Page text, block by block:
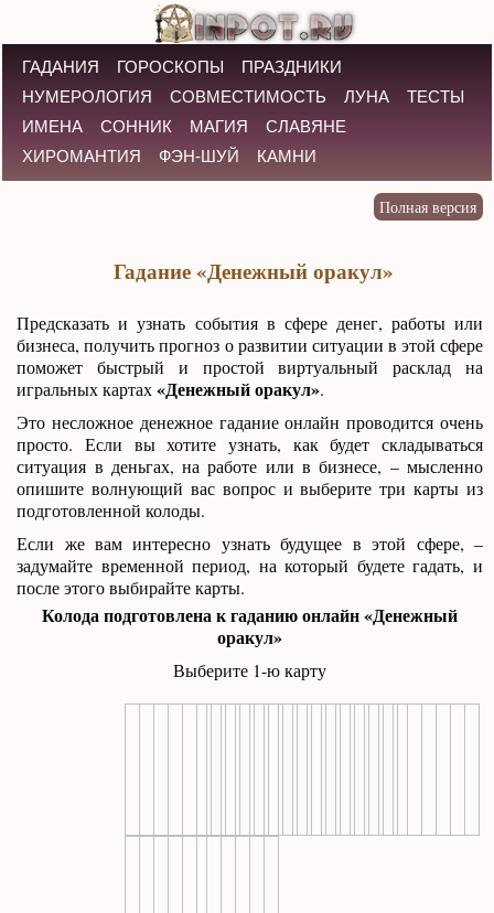
ГАДАНИЯ ГОРОСКОПЫ
ПРАЗДНИКИ
НУМЕРОЛОГИЯ
СОВМЕСТИМОСТЬ ЛУНА
ТЕСТЫ
ИМЕНА
СОННИК МАГИЯ
СЛАВЯНЕ
ХИРОМАНТИЯ
ФЭН-ШУЙ КАМНИ
Гадание «Денежный оракул»
Предсказать и узнать события в сфере денег, работы или
бизнеса, получить прогноз о развитии ситуации в этой сфере
поможет быстрый и простой виртуальный расклад на
игральных картах«Денежный оракул».
Это несложное денежное гадание онлайн проводится очень
просто. Если вы хотите узнать, как будет складываться
ситуация в деньгах, на работе или в бизнесе, – мысленно
опишите волнующий вас вопрос и выберите три карты из
подготовленной колоды.
Если же вам интересно узнать будущее в этой сфере, –
задумайте временной период, на который будете гадать, и
после этого выбирайте карты.
Колода подготовлена к гаданию онлайн «Денежный
оракул»
Выберите 1-ю карту